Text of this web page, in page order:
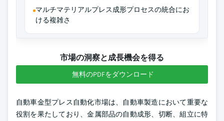
マルチマテリアルプレス成形プロセスの統合にお
ける複雑さ
市場の洞察と成長機会を得る
無料のPDFをダウンロード
自動車金型プレス自動化市場は、自動車製造において重要な
役割を果たしており、金属部品の自動成形、切断、組立に特